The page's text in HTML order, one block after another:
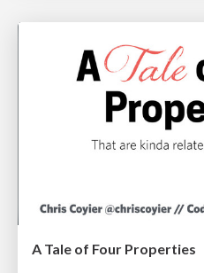
A Tale of Four Properties